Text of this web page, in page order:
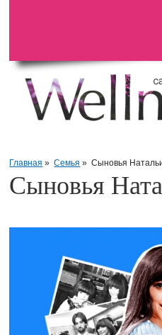
Главная » Семья » Сыновья
Сыновья